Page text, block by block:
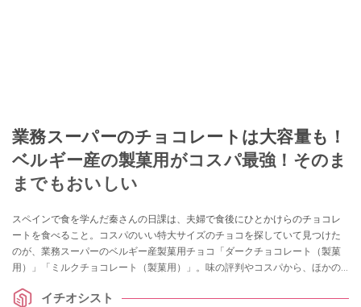
業務スーパーのチョコレートは大容量も！
ベルギー産の製菓用がコスパ最強！そのま
までもおいしい
スペインで食を学んだ秦さんの日課は、夫婦で食後にひとかけらのチョコレ
ートを食べること。コスパのいい特大サイズのチョコを探していて見つけた
のが、業務スーパーのベルギー産製菓用チョコ「ダークチョコレート（製菓
用）」「ミルクチョコレート（製菓用）」。味の評判やコスパから、ほかの
介します。イチオシスト